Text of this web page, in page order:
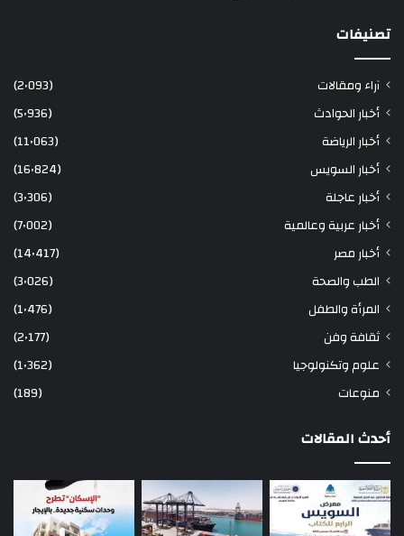
تصنيفات
آراء ومقالات
(2٬093)
أخبار الحوادث
(5٬936)
أخبار الرياضة
(11٬063)
أخبار السويس
(16٬824)
أخبار عاجلة
(3٬306)
أخبار عربية وعالمية
(7٬002)
أخبار مصر
(14٬417)
الطب والصحة
(3٬026)
المرأة والطفل
(1٬476)
ثقافة وفن
(2٬177)
علوم وتكنولوجيا
(1٬362)
منوعات
(189)
أحدث المقالات